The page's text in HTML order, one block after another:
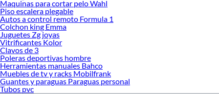
Maquinas para cortar pelo Wahl
Piso escalera plegable
Autos a control remoto Formula 1
Colchon king Emma
Juguetes Zg joyas
Vitrificantes Kolor
Clavos de 3
Poleras deportivas hombre
Herramientas manuales Bahco
Muebles de tv y racks Mobilfrank
Guantes y paraguas Paraguas personal
Tubos pvc